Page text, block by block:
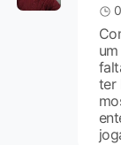
ter